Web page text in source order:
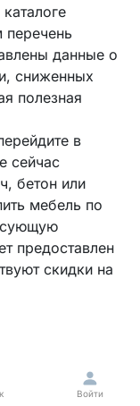
перечень
данные о
сниженных
полезная
в
сейчас
бетон или
мебель по
предоставлен
скидки на
Войти